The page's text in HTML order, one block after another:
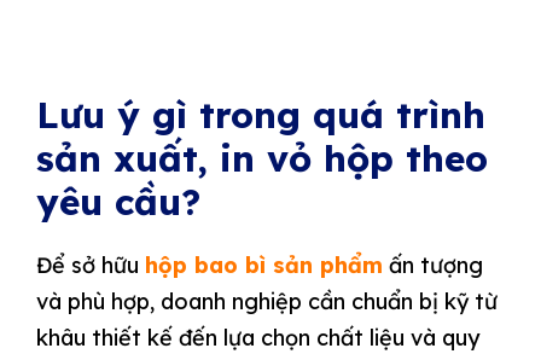
Lưu ý gì trong quá trình
sản xuất, in vỏ hộp theo
yêu cầu?
Để sở hữu hộp bao bì sản phẩm ấn tượng
và phù hợp, doanh nghiệp cần chuẩn bị kỹ từ
khâu thiết kế đến lựa chọn chất liệu và quy